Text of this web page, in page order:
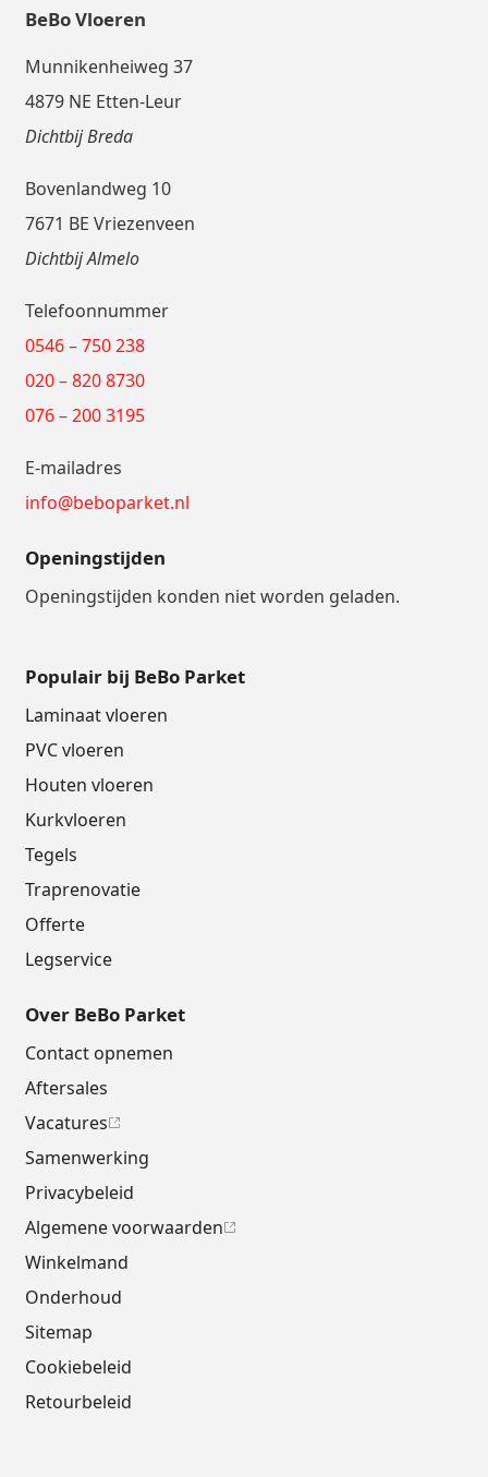
BeBo Vloeren
Munnikenheiweg 37
4879 NE Etten-Leur
Dichtbij Breda
Bovenlandweg 10
7671 BE Vriezenveen
Dichtbij Almelo
Telefoonnummer
0546 – 750 238
020 – 820 8730
076 – 200 3195
E-mailadres
info@beboparket.nl
Openingstijden
Openingstijden konden niet worden geladen.
Populair bij BeBo Parket
Laminaat vloeren
PVC vloeren
Houten vloeren
Kurkvloeren
Tegels
Traprenovatie
Offerte
Legservice
Over BeBo Parket
Contact opnemen
Aftersales
Vacatures
Samenwerking
Privacybeleid
Algemene voorwaarden
Winkelmand
Onderhoud
Sitemap
Cookiebeleid
Retourbeleid